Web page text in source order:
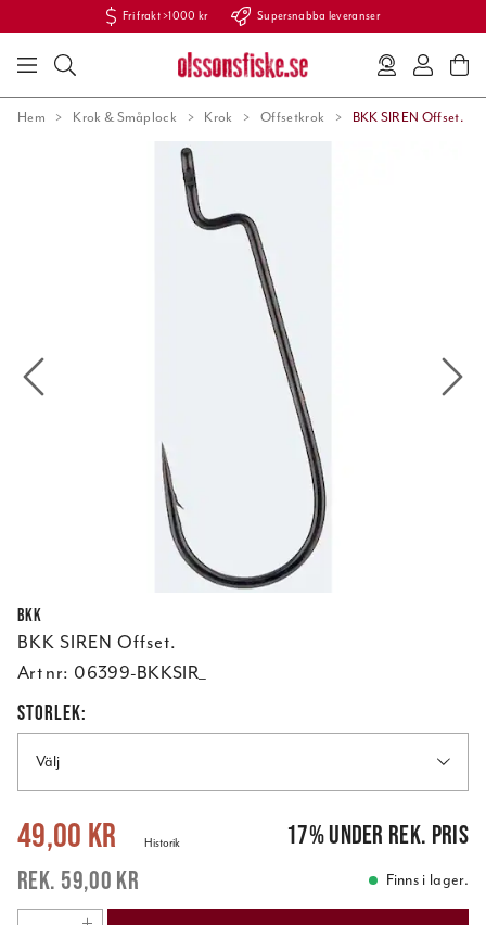
Fri frakt >1000 kr Supersnabba leveranser
Hem Krok & Småplock Krok Offsetkrok BKK SIREN Offset.
BKK
BKK SIREN Offset.
Art nr: 06399-BKKSIR_
STORLEK:
Välj
Nuvarande pris: 59,00 kr
49,00 kr
59,00 kr
Historik 17%under rek. pris
Finns i lager.